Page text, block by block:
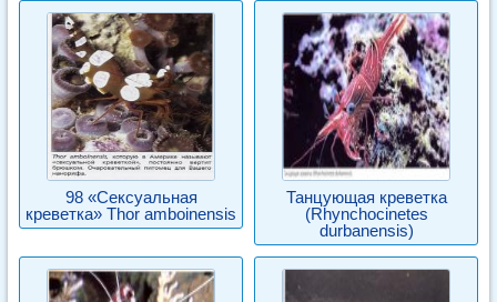
98 «Сексуальная
креветка» Thor amboinensis
Танцующая креветка
(Rhynchocinetes
durbanensis)